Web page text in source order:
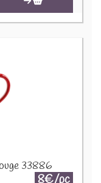
33886